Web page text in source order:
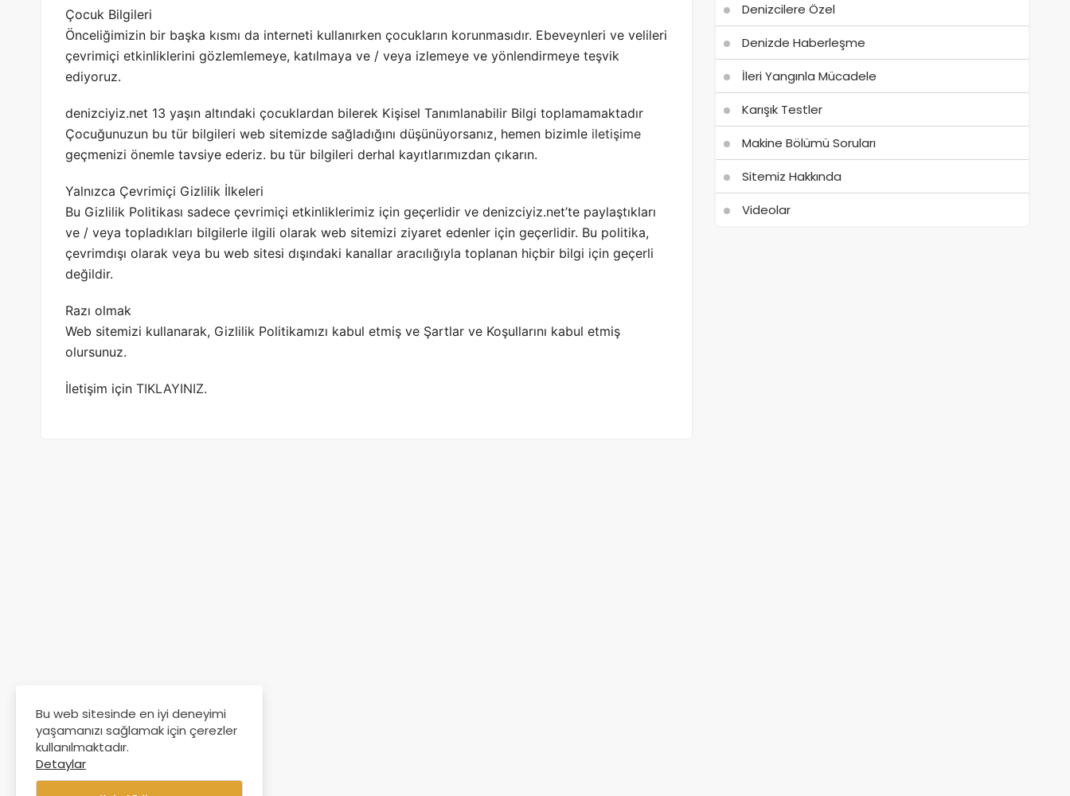
Çocuk Bilgileri
Önceliğimizin bir başka kısmı da interneti kullanırken çocukların korunmasıdır. Ebeveynleri ve velileri
çevrimiçi etkinliklerini gözlemlemeye, katılmaya ve / veya izlemeye ve yönlendirmeye teşvik
ediyoruz.
denizciyiz.net 13 yaşın altındaki çocuklardan bilerek Kişisel Tanımlanabilir Bilgi toplamamaktadır
Çocuğunuzun bu tür bilgileri web sitemizde sağladığını düşünüyorsanız, hemen bizimle iletişime
geçmenizi önemle tavsiye ederiz. bu tür bilgileri derhal kayıtlarımızdan çıkarın.
Yalnızca Çevrimiçi Gizlilik İlkeleri
Bu Gizlilik Politikası sadece çevrimiçi etkinliklerimiz için geçerlidir ve denizciyiz.net’te paylaştıkları
ve / veya topladıkları bilgilerle ilgili olarak web sitemizi ziyaret edenler için geçerlidir. Bu politika,
çevrimdışı olarak veya bu web sitesi dışındaki kanallar aracılığıyla toplanan hiçbir bilgi için geçerli
değildir.
Razı olmak
Web sitemizi kullanarak, Gizlilik Politikamızı kabul etmiş ve Şartlar ve Koşullarını kabul etmiş
olursunuz.
İletişim için TIKLAYINIZ.
Denizcilere Özel
Denizde Haberleşme
İleri Yangınla Mücadele
Karışık Testler
Makine Bölümü Soruları
Sitemiz Hakkında
Videolar
Bu web sitesinde en iyi deneyimi
yaşamanızı sağlamak için çerezler
kullanılmaktadır.
Detaylar